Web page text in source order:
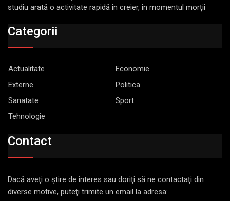
studiu arată o activitate rapidă în creier, în momentul morții
Categorii
Actualitate
Economie
Externe
Politica
Sanatate
Sport
Tehnologie
Contact
Dacă aveţi o ştire de interes sau doriţi să ne contactaţi din
diverse motive, puteţi trimite un email la adresa: